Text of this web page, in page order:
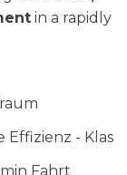
in a rapidly
Effizienz -
Fahrt